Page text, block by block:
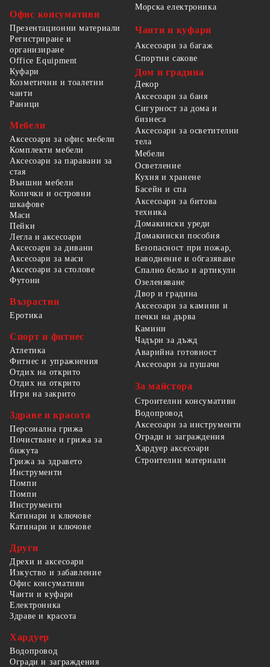
Офис консумативи
Презентационни материали
Регистриране и
организиране
Office Equipment
Морска електроника
Чанти и куфари
Аксесоари за багаж
Спортни сакове
Куфари
Козметични и тоалетни
чанти
Раници
Мебели
Аксесоари за офис мебели
Комплекти мебели
Аксесоари за паравани за
стая
Външни мебели
Колички и островни
шкафове
Маси
Пейки
Легла и аксесоари
Аксесоари за дивани
Аксесоари за маси
Аксесоари за столове
Футони
Възрастни
Еротика
Спорт и фитнес
Атлетика
Фитнес и упражнения
Отдих на открито
Отдих на открито
Игри на закрито
Здраве и красота
Персонална грижа
Почистване и грижа за
бижута
Грижа за здравето
Дом и градина
Декор
Аксесоари за баня
Сигурност за дома и
бизнеса
Аксесоари за осветителни
тела
Мебели
Осветление
Кухня и хранене
Басейн и спа
Аксесоари за битова
техника
Домакински уреди
Домакински пособия
Безопасност при пожар,
наводнение и обгазяване
Спално бельо и артикули
Озеленяване
Двор и градина
Аксесоари за камини и
печки на дърва
Камини
Чадъри за дъжд
Аварийна готовност
Аксесоари за пушачи
За майстора
Строителни консумативи
Водопровод
Аксесоари за инструменти
Огради и заграждения
Хардуер аксесоари
Строителни материали
Инструменти
Помпи
Помпи
Инструменти
Катинари и ключове
Катинари и ключове
Други
Дрехи и аксесоари
Изкуство и забавление
Офис консумативи
Чанти и куфари
Електроника
Здраве и красота
Хардуер
Водопровод
Огради и заграждения